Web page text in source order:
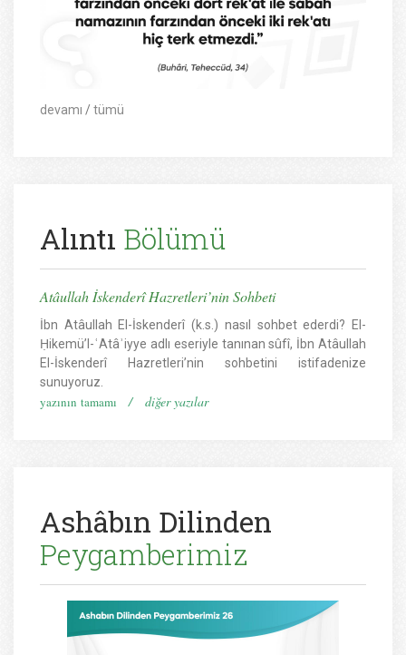
devamı /tümü
Alıntı Bölümü
Atâullah İskenderî Hazretleri’nin Sohbeti
İbn Atâullah El-İskenderî (k.s.) nasıl sohbet ederdi? El-
Ḥikemü’l-ʿAtâʾiyye adlı eseriyle tanınan sûfî, İbn Atâullah
El-İskenderî Hazretleri’nin sohbetini istifadenize
sunuyoruz.
yazının tamamı / diğer yazılar
Ashâbın Dilinden
Peygamberimiz